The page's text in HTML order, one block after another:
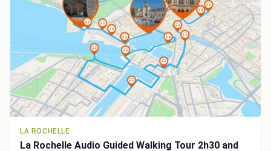
LA ROCHELLE
La Rochelle Audio Guided Walking Tour 2h30 and